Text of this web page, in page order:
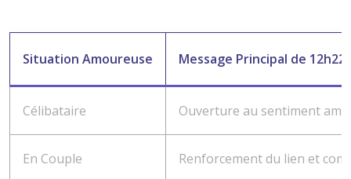
Situation Amoureuse Message Principal de 12h22
Célibataire Ouverture au sentiment
En Couple Renforcement du lien et